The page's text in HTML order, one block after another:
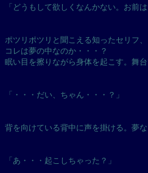
「どうもして欲しくなんかない。お前
ポツリポツリと聞こえる知ったセリフ、
コレは夢の中なのか・・・？
眠い目を擦りながら身体を起こす。舞
「・・・だい、ちゃん・・・？」
背を向けている背中に声を掛ける。夢
「あ・・・起こしちゃった？」